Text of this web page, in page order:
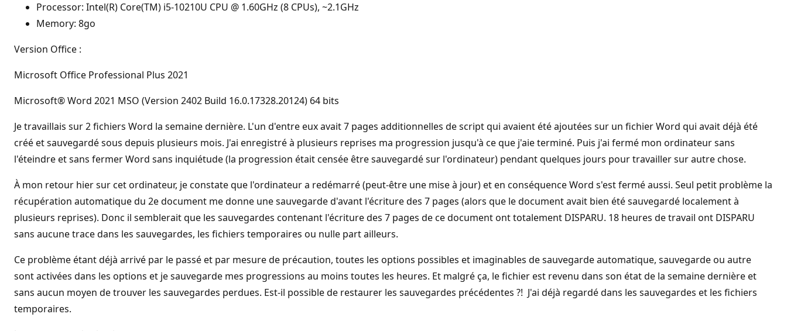
Processor: Intel(R) Core(TM) i5-10210U CPU @ 1.60GHz (8 CPUs), ~2.1GHz
Memory: 8go
Version Office :
Microsoft Office Professional Plus 2021
Microsoft® Word 2021 MSO (Version 2402 Build 16.0.17328.20124) 64 bits
Je travaillais sur 2 fichiers Word la semaine dernière. L'un d'entre eux avait 7 pages additionnelles de script qui avaient été ajoutées sur un fichier Word qui avait déjà été
créé et sauvegardé sous depuis plusieurs mois. J'ai enregistré à plusieurs reprises ma progression jusqu'à ce que j'aie terminé. Puis j'ai fermé mon ordinateur sans
l'éteindre et sans fermer Word sans inquiétude (la progression était censée être sauvegardé sur l'ordinateur) pendant quelques jours pour travailler sur autre chose.
À mon retour hier sur cet ordinateur, je constate que l'ordinateur a redémarré (peut-être une mise à jour) et en conséquence Word s'est fermé aussi. Seul petit problème la
récupération automatique du 2e document me donne une sauvegarde d'avant l'écriture des 7 pages (alors que le document avait bien été sauvegardé localement à
plusieurs reprises). Donc il semblerait que les sauvegardes contenant l'écriture des 7 pages de ce document ont totalement DISPARU. 18 heures de travail ont DISPARU
sans aucune trace dans les sauvegardes, les fichiers temporaires ou nulle part ailleurs.
Ce problème étant déjà arrivé par le passé et par mesure de précaution, toutes les options possibles et imaginables de sauvegarde automatique, sauvegarde ou autre
sont activées dans les options et je sauvegarde mes progressions au moins toutes les heures. Et malgré ça, le fichier est revenu dans son état de la semaine dernière et
sans aucun moyen de trouver les sauvegardes perdues. Est-il possible de restaurer les sauvegardes précédentes ?! J'ai déjà regardé dans les sauvegardes et les fichiers
temporaires.